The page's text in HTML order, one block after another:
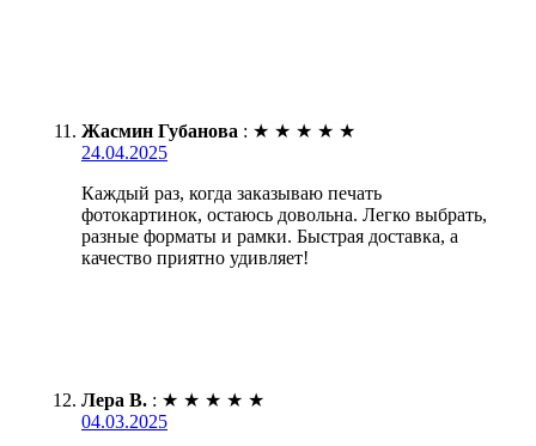
Жасмин Губанова : ★ ★ ★ ★ ★
24.04.2025
Каждый раз, когда заказываю печать
фотокартинок, остаюсь довольна. Легко выбрать,
разные форматы и рамки. Быстрая доставка, а
качество приятно удивляет!
Лера В. : ★ ★ ★ ★ ★
04.03.2025